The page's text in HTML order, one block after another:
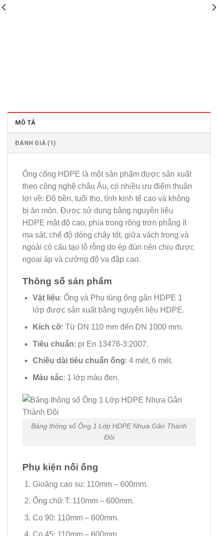
MÔ TẢ
ĐÁNH GIÁ (1)
Ống cống HDPE là một sản phẩm được sản xuất
theo công nghệ châu Âu, có nhiều ưu điểm thuận
lợi về: Độ bền, tuổi thọ, tính kinh tế cao và không
bị ăn mòn. Được sử dụng bằng nguyên liệu
HDPE mật độ cao, phía trong rộng trơn phẳng ít
ma sát, chế độ dòng chảy tốt, giữa vách trong và
ngoài có cấu tạo lỗ rỗng do ép đùn nên chịu được
ngoại áp và cường độ va đập cao.
Thông số sản phẩm
Vật liệu: Ống và Phụ tùng ống gân HDPE 1
lớp được sản xuất bằng nguyên liệu HDPE.
Kích cỡ: Từ DN 110 mm đến DN 1000 mm.
Tiêu chuẩn: pr En 13476-3:2007.
Chiều dài tiêu chuẩn ống: 4 mét, 6 mét.
Màu sắc: 1 lớp màu đen.
Bảng thông số Ống 1 Lớp HDPE Nhựa Gân Thành
Đôi
Phụ kiện nối ống
Gioăng cao su: 110mm – 600mm.
Ống chữ T: 110mm – 600mm.
Co 90: 110mm – 600mm.